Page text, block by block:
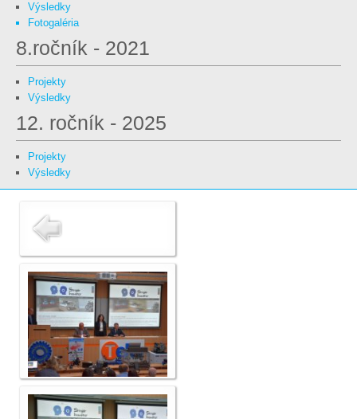
Výsledky
Fotogaléria
8.ročník - 2021
Projekty
Výsledky
12. ročník - 2025
Projekty
Výsledky